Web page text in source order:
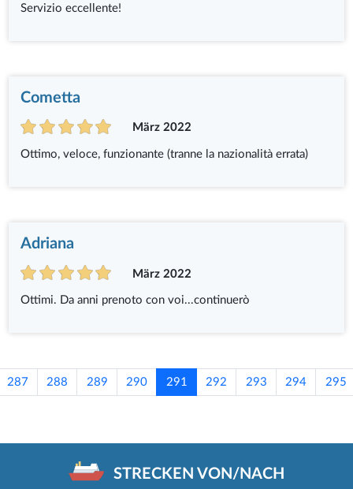
Servizio eccellente!
Cometta
März 2022
Ottimo, veloce, funzionante (tranne la nazionalità errata)
Adriana
März 2022
Ottimi. Da anni prenoto con voi...continuerò
287 288 289 290 291 292 293 294 295
STRECKEN VON/NACH